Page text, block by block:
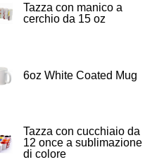
Tazza con manico a
cerchio da 15 oz
6oz White Coated Mug
Tazza con cucchiaio da
12 once a sublimazione
di colore